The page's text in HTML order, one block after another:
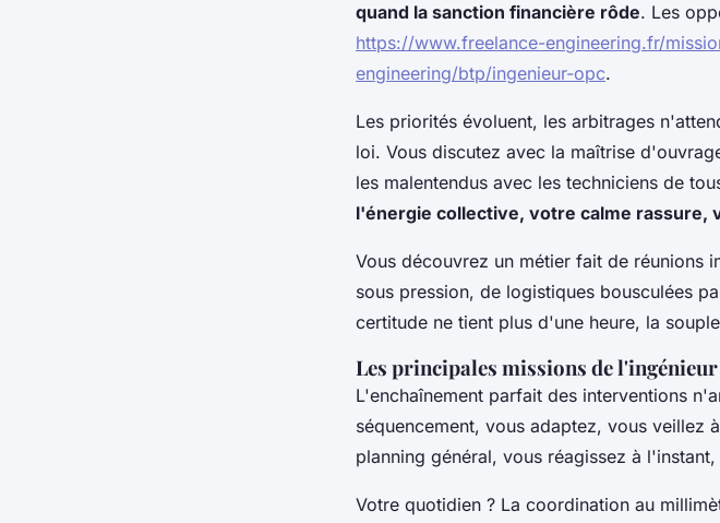
quand la sanction financière rôde. Les
https://www.freelance-engineering.fr/
engineering/btp/ingenieur-opc.
Les priorités évoluent, les arbitrages
loi. Vous discutez avec la maîtrise
les malentendus avec les techniciens de
l'énergie collective, votre calme rassure,
Vous découvrez un métier fait de réunions
sous pression, de logistiques bousculées
certitude ne tient plus d'une heure, la
Les principales missions de
L'enchaînement parfait des interventions
séquencement, vous adaptez, vous veillez
planning général, vous réagissez à
Votre quotidien ? La coordination au